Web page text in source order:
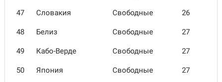
47 Словакия Свободные 26
48 Белиз Свободные 27
49 Кабо-Верде Свободные 27
50 Япония Свободные 27